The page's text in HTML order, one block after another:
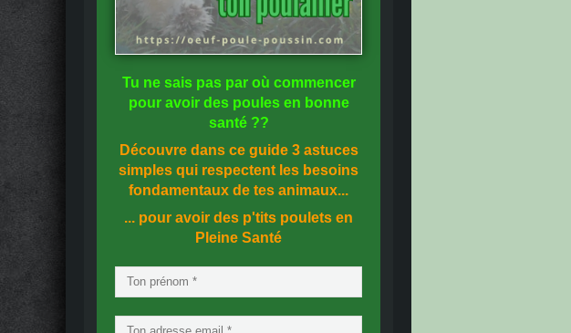
Tu ne sais pas par où commencer
pour avoir des poules en bonne
santé??
Découvre dans ce guide 3 astuces
simples qui respectent les besoins
fondamentaux de tes animaux...
... pour avoir des p'tits poulets en
Pleine Santé